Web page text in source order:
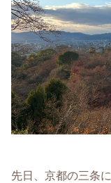
先日、京都の三条